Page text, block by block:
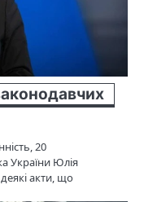
20
України Юлія
акти, що